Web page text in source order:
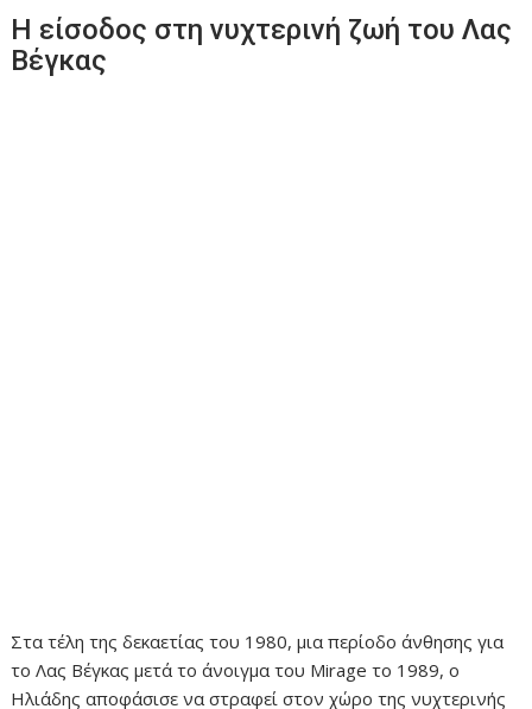
Η είσοδος στη νυχτερινή ζωή του Λας
Βέγκας
Στα τέλη της δεκαετίας του 1980, μια περίοδο άνθησης για
το Λας Βέγκας μετά το άνοιγμα του Mirage το 1989, ο
Ηλιάδης αποφάσισε να στραφεί στον χώρο της νυχτερινής